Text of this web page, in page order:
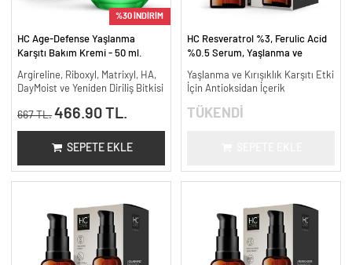
%30 İNDİRİM
HC Age-Defense Yaşlanma
Karşıtı Bakım Kremi - 50 ml.
Argireline, Riboxyl, Matrixyl, HA,
DayMoist ve Yeniden Diriliş Bitkisi
667 TL. 466.90 TL.
SEPETE EKLE
HC Resveratrol %3, Ferulic Acid
%0.5 Serum, Yaşlanma ve
Yaşlanma ve Kırışıklık Karşıtı Etki
İçin Antioksidan İçerik
TÜKENDİ